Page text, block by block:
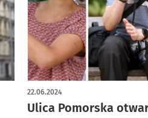
Ulica Pomorska
22.06.2024
artykuł z galerią zdjęć